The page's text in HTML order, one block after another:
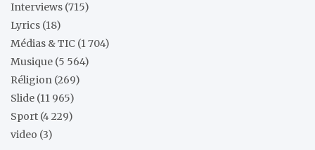
Interviews (715)
Lyrics (18)
Médias & TIC (1 704)
Musique (5 564)
Réligion (269)
Slide (11 965)
Sport (4 229)
video (3)